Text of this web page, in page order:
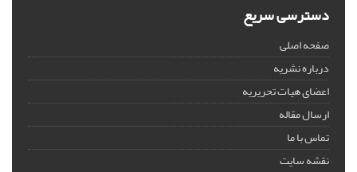
دسترسی سریع
صفحه اصلی
درباره نشریه
اعضای هیات تحریریه
ارسال مقاله
تماس با ما
نقشه سایت